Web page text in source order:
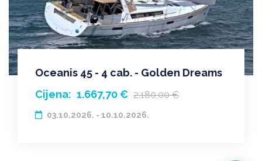
Oceanis 45 - 4 cab. - Golden Dreams
Cijena: 1.667,70 € 2.180,00 €
03.10.2026. - 10.10.2026.